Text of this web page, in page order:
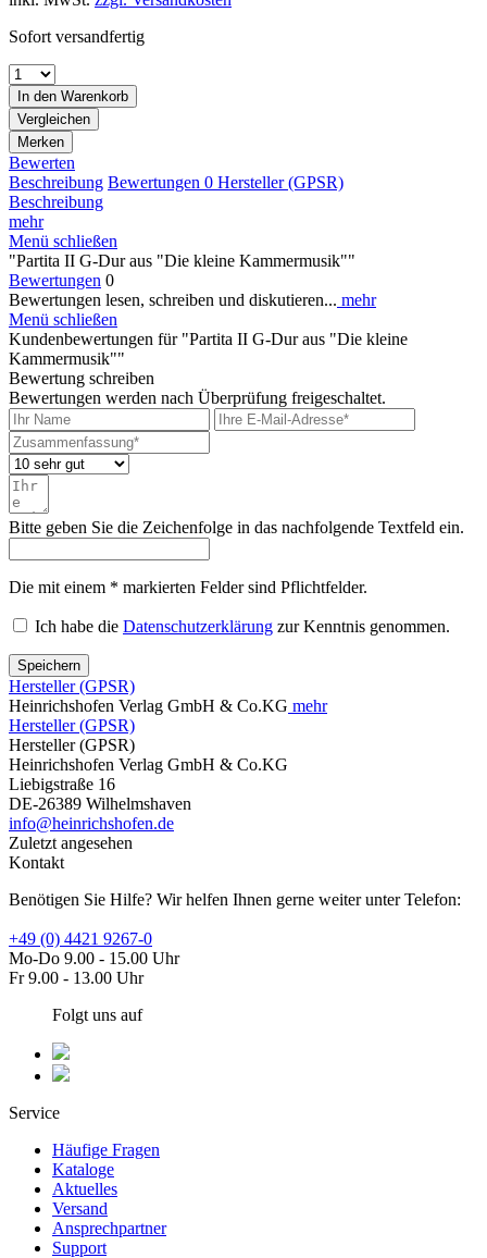
Sofort versandfertig
In den Warenkorb
Vergleichen
Merken
Bewerten
Beschreibung Bewertungen 0 Hersteller (GPSR)
Beschreibung
mehr
Menü schließen
"Partita II G-Dur aus "Die kleine Kammermusik""
Bewertungen 0
Bewertungen lesen, schreiben und diskutieren... mehr
Menü schließen
Kundenbewertungen für "Partita II G-Dur aus "Die kleine
Kammermusik""
Bewertung schreiben
Bewertungen werden nach Überprüfung freigeschaltet.
Bitte geben Sie die Zeichenfolge in das nachfolgende Textfeld ein.
Die mit einem * markierten Felder sind Pflichtfelder.
Ich habe die Datenschutzerklärung zur Kenntnis genommen.
Speichern
Hersteller (GPSR)
Heinrichshofen Verlag GmbH & Co.KG mehr
Hersteller (GPSR)
Hersteller (GPSR)
Heinrichshofen Verlag GmbH & Co.KG
Liebigstraße 16
DE-26389 Wilhelmshaven
info@heinrichshofen.de
Zuletzt angesehen
Kontakt
Benötigen Sie Hilfe? Wir helfen Ihnen gerne weiter unter Telefon:
+49 (0) 4421 9267-0
Mo-Do 9.00 - 15.00 Uhr
Fr 9.00 - 13.00 Uhr
Folgt uns auf
Service
Häufige Fragen
Kataloge
Aktuelles
Versand
Ansprechpartner
Support